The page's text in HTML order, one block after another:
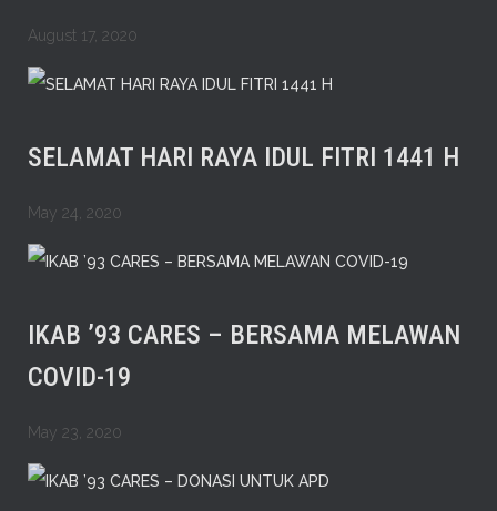
August 17, 2020
SELAMAT HARI RAYA IDUL FITRI 1441 H
May 24, 2020
IKAB ’93 CARES – BERSAMA MELAWAN
COVID-19
May 23, 2020